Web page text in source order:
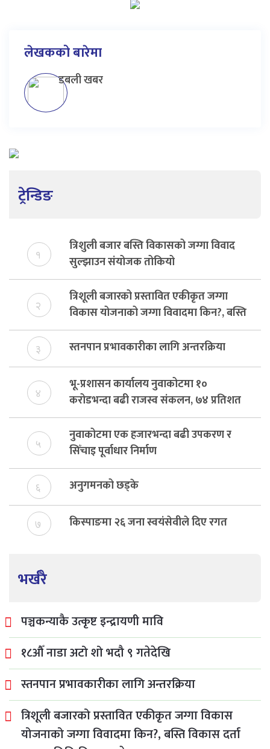
लेखकको बारेमा
डबली खबर
ट्रेन्डिङ
१
त्रिशुली बजार बस्ति विकासको जग्गा विवाद
सुल्झाउन संयोजक तोकियो
२
त्रिशूली बजारको प्रस्तावित एकीकृत जग्गा
विकास योजनाको जग्गा विवादमा किन?, बस्ति
विकास दर्ता नभए समिति विघटन हुने
३ स्तनपान प्रभावकारीका लागि अन्तरक्रिया
४
भू-प्रशासन कार्यालय नुवाकोटमा १०
करोडभन्दा बढी राजस्व संकलन, ७४ प्रतिशत
बेरुजु फर्छयौट
५
नुवाकोटमा एक हजारभन्दा बढी उपकरण र
सिँचाइ पूर्वाधार निर्माण
६ अनुगमनको छड्के
७ किस्पाङमा २६ जना स्वयंसेवीले दिए रगत
भर्खरै
पञ्चकन्याकै उत्कृष्ट इन्द्रायणी मावि
१८औँ नाडा अटो शो भदौ ९ गतेदेखि
स्तनपान प्रभावकारीका लागि अन्तरक्रिया
त्रिशूली बजारको प्रस्तावित एकीकृत जग्गा विकास
योजनाको जग्गा विवादमा किन?, बस्ति विकास दर्ता